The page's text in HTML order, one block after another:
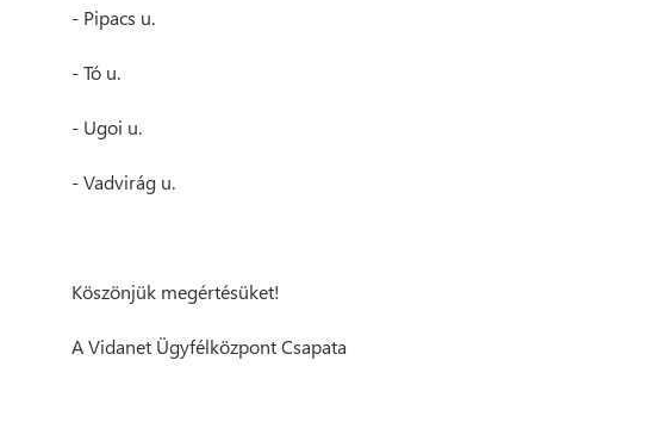
- Pipacs u.
- Tó u.
- Ugoi u.
- Vadvirág u.
Köszönjük megértésüket!
A Vidanet Ügyfélközpont Csapata